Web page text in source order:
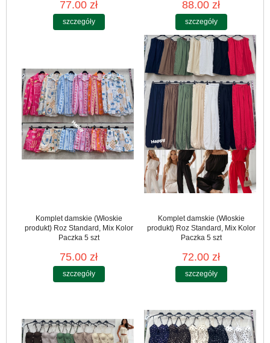
77.00 zł
szczegóły
88.00 zł
szczegóły
Komplet damskie (Włoskie
produkt) Roz Standard, Mix Kolor
Paczka 5 szt
75.00 zł
szczegóły
Komplet damskie (Włoskie
produkt) Roz Standard, Mix Kolor
Paczka 5 szt
72.00 zł
szczegóły